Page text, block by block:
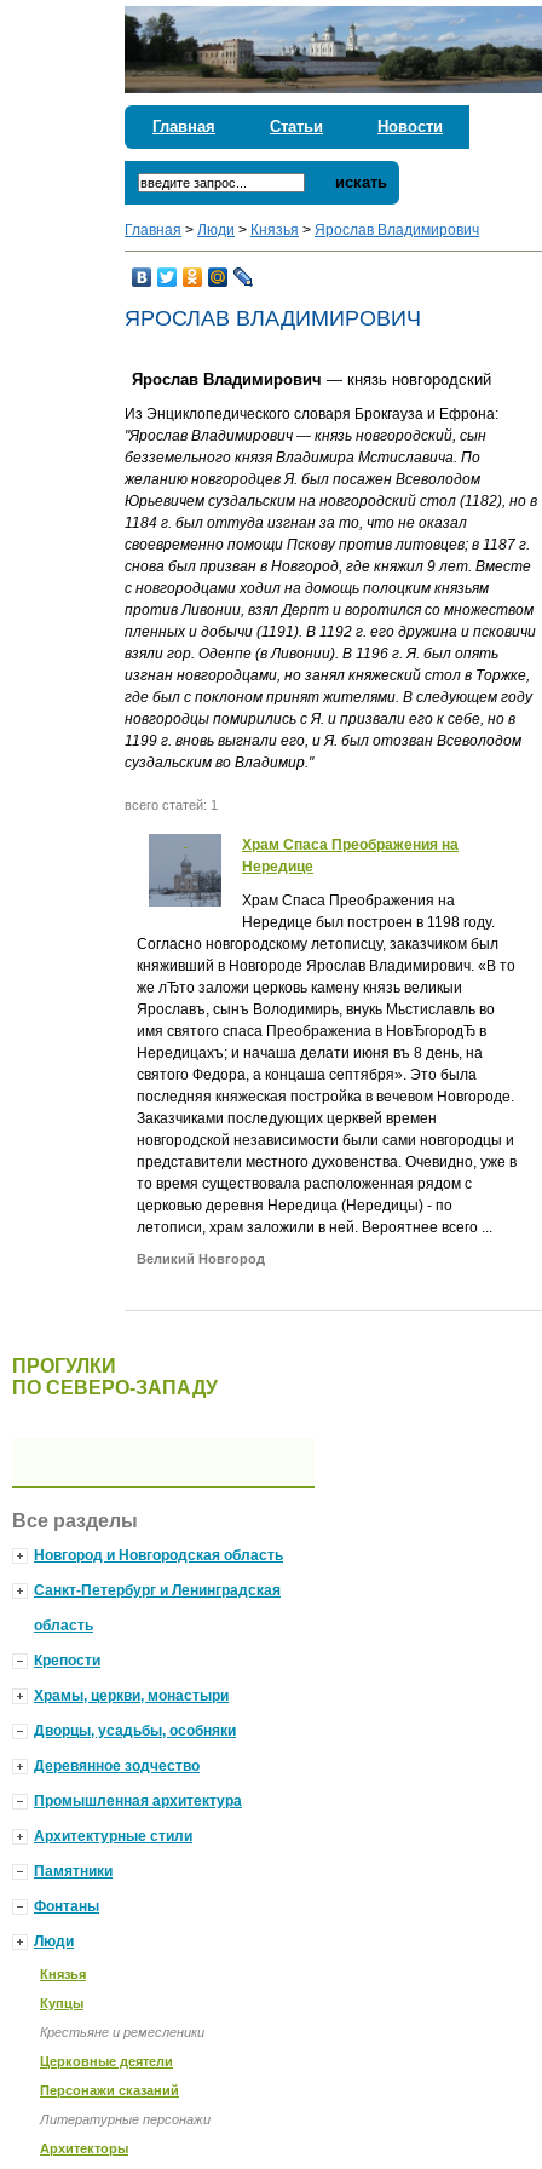
Главная Статьи Новости
искать
Главная >Люди > Князья >Ярослав Владимирович
ЯРОСЛАВ ВЛАДИМИРОВИЧ
Ярослав Владимирович — князь новгородский
Из Энциклопедического словаря Брокгауза и Ефрона:
"Ярослав Владимирович — князь новгородский, сын
безземельного князя Владимира Мстиславича. По
желанию новгородцев Я. был посажен Всеволодом
Юрьевичем суздальским на новгородский стол (1182), но в
1184 г. был оттуда изгнан за то, что не оказал
своевременно помощи Пскову против литовцев; в 1187 г.
снова был призван в Новгород, где княжил 9 лет. Вместе
с новгородцами ходил на домощь полоцким князьям
против Ливонии, взял Дерпт и воротился со множеством
пленных и добычи (1191). В 1192 г. его дружина и псковичи
взяли гор. Оденпе (в Ливонии). В 1196 г. Я. был опять
изгнан новгородцами, но занял княжеский стол в Торжке,
где был с поклоном принят жителями. В следующем году
новгородцы помирились с Я. и призвали его к себе, но в
1199 г. вновь выгнали его, и Я. был отозван Всеволодом
суздальским во Владимир."
всего статей: 1
Храм Спаса Преображения на
Нередице
Храм Спаса Преображения на
Нередице был построен в 1198 году.
Согласно новгородскому летописцу, заказчиком был
княживший в Новгороде Ярослав Владимирович. «В то
же лЂто заложи церковь камену князь великыи
Ярославъ, сынъ Володимирь, внукь Мьстиславль во
имя святого спаса Преображениа в НовЂгородЂ в
Нередицахъ; и начаша делати июня въ 8 день, на
святого Федора, а концаша септября». Это была
последняя княжеская постройка в вечевом Новгороде.
Заказчиками последующих церквей времен
новгородской независимости были сами новгородцы и
представители местного духовенства. Очевидно, уже в
то время существовала расположенная рядом с
церковью деревня Нередица (Нередицы) - по
летописи, храм заложили в ней. Вероятнее всего ...
Великий Новгород
ПРОГУЛКИ
ПО СЕВЕРО-ЗАПАДУ
Все разделы
Новгород и Новгородская область
Санкт-Петербург и Ленинградская
область
Крепости
Храмы, церкви, монастыри
Дворцы, усадьбы, особняки
Деревянное зодчество
Промышленная архитектура
Архитектурные стили
Памятники
Фонтаны
Люди
Князья
Купцы
Крестьяне и ремесленики
Церковные деятели
Персонажи сказаний
Литературные персонажи
Архитекторы